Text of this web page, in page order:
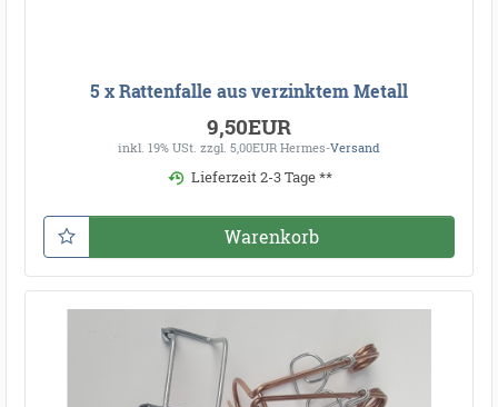
5 x Rattenfalle aus verzinktem Metall
9,50EUR
inkl. 19% USt. zzgl. 5,00EUR Hermes-Versand
Lieferzeit 2-3 Tage **
Warenkorb